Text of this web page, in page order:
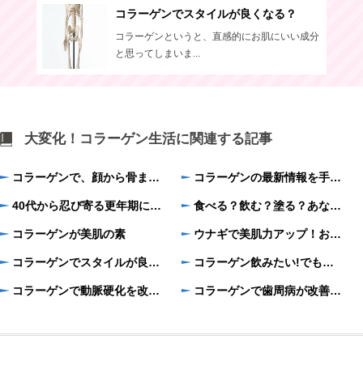
コラーゲンでスタイルが良くなる？
コラーゲンというと、直感的にお肌にいい成分
と思ってしまいま...
大変化！コラーゲン生活に関連する記事
コラーゲンで、顔から骨まで全身をエイジングケア コラーゲンの最新情報を手に入れよう！
40代から忍び寄る更年期に、コラーゲンチャージ！急激に激減する体内のコラーゲン量 食べる？飲む？塗る？あなたに合うコラーゲンはどれ？
コラーゲンが美肌の素 ウナギで美肌力アップ！おいしくコラーゲンを摂るには？
コラーゲンでスタイルが良くなる？ コラーゲン飲みたい!でも、どう選んだらいいの？
コラーゲンで動脈硬化を改善！ コラーゲンで歯周病が改善する？コラーゲンは歯に良いの？